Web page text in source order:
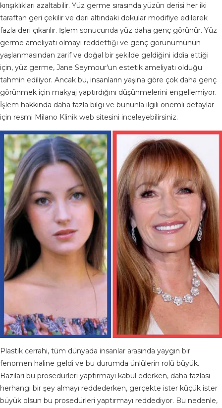
kırışıklıkları azaltabilir. Yüz germe sırasında yüzün derisi her iki
taraftan geri çekilir ve deri altındaki dokular modifiye edilerek
fazla deri çıkarılır. İşlem sonucunda yüz daha genç görünür. Yüz
germe ameliyatı olmayı reddettiği ve genç görünümünün
yaşlanmasından zarif ve doğal bir şekilde geldiğini iddia ettiği
için, yüz germe, Jane Seymour’un estetik ameliyatı olduğu
tahmin ediliyor. Ancak bu, insanların yaşına göre çok daha genç
görünmek için makyaj yaptırdığını düşünmelerini engellemiyor.
İşlem hakkında daha fazla bilgi ve bununla ilgili önemli detaylar
için resmi Milano Klinik web sitesini inceleyebilirsiniz.
Plastik cerrahi, tüm dünyada insanlar arasında yaygın bir
fenomen haline geldi ve bu durumda ünlülerin rolü büyük.
Bazıları bu prosedürleri yaptırmayı kabul ederken, daha fazlası
herhangi bir şey almayı reddederken, gerçekte ister küçük ister
büyük olsun bu prosedürleri yaptırmayı reddediyor. Bu nedenle,